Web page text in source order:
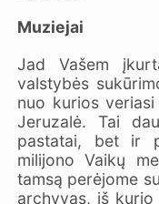
Muziejai
Jad Vašem
valstybės
nuo kurios
Jeruzalė. Tai
pastatai, bet ir
milijono Vaikų
tamsą perėjome
archyvas, iš kurio